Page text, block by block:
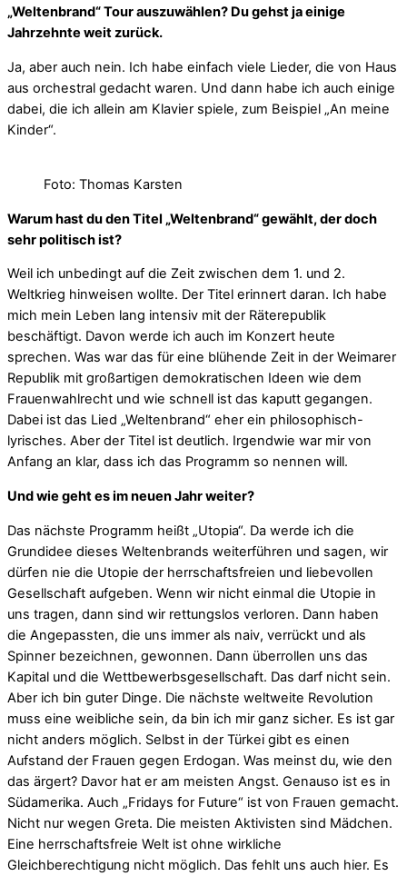
„Weltenbrand“ Tour auszuwählen? Du gehst ja einige
Jahrzehnte weit zurück.
Ja, aber auch nein. Ich habe einfach viele Lieder, die von Haus
aus orchestral gedacht waren. Und dann habe ich auch einige
dabei, die ich allein am Klavier spiele, zum Beispiel „An meine
Kinder“.
Foto: Thomas Karsten
Warum hast du den Titel „Weltenbrand“ gewählt, der doch
sehr politisch ist?
Weil ich unbedingt auf die Zeit zwischen dem 1. und 2.
Weltkrieg hinweisen wollte. Der Titel erinnert daran. Ich habe
mich mein Leben lang intensiv mit der Räterepublik
beschäftigt. Davon werde ich auch im Konzert heute
sprechen. Was war das für eine blühende Zeit in der Weimarer
Republik mit großartigen demokratischen Ideen wie dem
Frauenwahlrecht und wie schnell ist das kaputt gegangen.
Dabei ist das Lied „Weltenbrand“ eher ein philosophisch-
lyrisches. Aber der Titel ist deutlich. Irgendwie war mir von
Anfang an klar, dass ich das Programm so nennen will.
Und wie geht es im neuen Jahr weiter?
Das nächste Programm heißt „Utopia“. Da werde ich die
Grundidee dieses Weltenbrands weiterführen und sagen, wir
dürfen nie die Utopie der herrschaftsfreien und liebevollen
Gesellschaft aufgeben. Wenn wir nicht einmal die Utopie in
uns tragen, dann sind wir rettungslos verloren. Dann haben
die Angepassten, die uns immer als naiv, verrückt und als
Spinner bezeichnen, gewonnen. Dann überrollen uns das
Kapital und die Wettbewerbsgesellschaft. Das darf nicht sein.
Aber ich bin guter Dinge. Die nächste weltweite Revolution
muss eine weibliche sein, da bin ich mir ganz sicher. Es ist gar
nicht anders möglich. Selbst in der Türkei gibt es einen
Aufstand der Frauen gegen Erdogan. Was meinst du, wie den
das ärgert? Davor hat er am meisten Angst. Genauso ist es in
Südamerika. Auch „Fridays for Future“ ist von Frauen gemacht.
Nicht nur wegen Greta. Die meisten Aktivisten sind Mädchen.
Eine herrschaftsfreie Welt ist ohne wirkliche
Gleichberechtigung nicht möglich. Das fehlt uns auch hier. Es